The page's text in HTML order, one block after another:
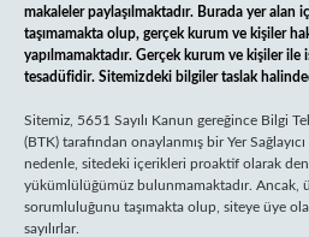
makaleler paylaşılmaktadır. Burada yer alan
taşımamakta olup, gerçek kurum ve kişiler
yapılmamaktadır. Gerçek kurum ve kişiler
tesadüfidir. Sitemizdeki bilgiler taslak
Sitemiz, 5651 Sayılı Kanun gereğince Bilgi
(BTK) tarafından onaylanmış bir Yer
nedenle, sitedeki içerikleri proaktif olarak
yükümlülüğümüz bulunmamaktadır. Ancak,
sorumluluğunu taşımakta olup, siteye üye
sayılırlar.